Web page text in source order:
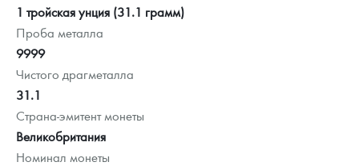
1 тройская унция (31.1 грамм)
Проба металла
9999
Чистого драгметалла
31.1
Страна-эмитент монеты
Великобритания
Номинал монеты